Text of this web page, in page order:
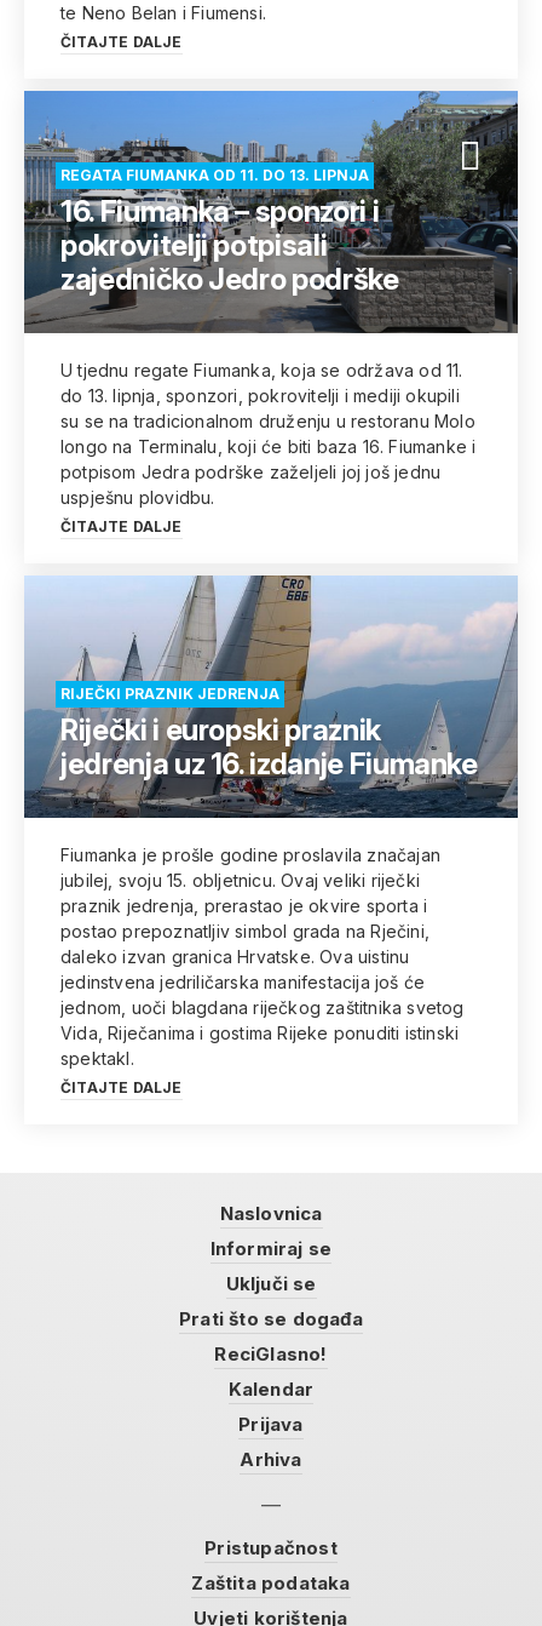
te Neno Belan i Fiumensi.
ČITAJTE DALJE
REGATA FIUMANKA OD 11. DO 13. LIPNJA
16. Fiumanka – sponzori i
pokrovitelji potpisali
zajedničko Jedro podrške
U tjednu regate Fiumanka, koja se održava od 11.
do 13. lipnja, sponzori, pokrovitelji i mediji okupili
su se na tradicionalnom druženju u restoranu Molo
longo na Terminalu, koji će biti baza 16. Fiumanke i
potpisom Jedra podrške zaželjeli joj još jednu
uspješnu plovidbu.
ČITAJTE DALJE
RIJEČKI PRAZNIK JEDRENJA
Riječki i europski praznik
jedrenja uz 16. izdanje Fiumanke
Fiumanka je prošle godine proslavila značajan
jubilej, svoju 15. obljetnicu. Ovaj veliki riječki
praznik jedrenja, prerastao je okvire sporta i
postao prepoznatljiv simbol grada na Rječini,
daleko izvan granica Hrvatske. Ova uistinu
jedinstvena jedriličarska manifestacija još će
jednom, uoči blagdana riječkog zaštitnika svetog
Vida, Riječanima i gostima Rijeke ponuditi istinski
spektakl.
ČITAJTE DALJE
Naslovnica
Informiraj se
Uključi se
Prati što se događa
ReciGlasno!
Kalendar
Prijava
Arhiva
Pristupačnost
Zaštita podataka
Uvjeti korištenja